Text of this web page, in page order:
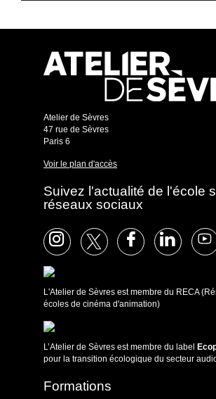
Atelier de Sèvres
47 rue de Sèvres
Paris 6
Voir le plan d'accès
Suivez l'actualité de l'école
réseaux sociaux
L'Atelier de Sèvres est membre du RECA
écoles de cinéma d'animation)
L’Atelier de Sèvres est membre du label
pour la transition écologique du secteur
Formations